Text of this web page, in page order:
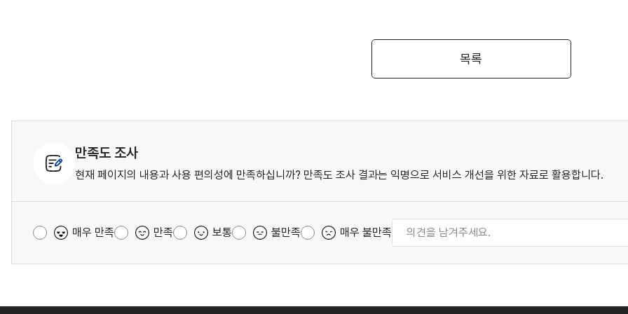
목록
만족도 조사
현재 페이지의 내용과 사용 편의성에 만족하십니까? 만족도 조사 결과는 익명으로 서비스 개선을 위한 자료로 활용합니다.
매우 만족 만족 보통 불만족 매우 불만족